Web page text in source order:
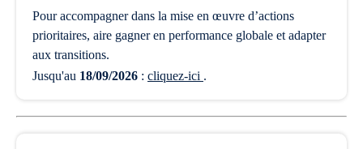
pour accompagner dans la mise en œuvre d’actions
prioritaires, aire gagner en performance globale et adapter
aux transitions.
Jusqu'au 18/09/2026 : cliquez-ici .